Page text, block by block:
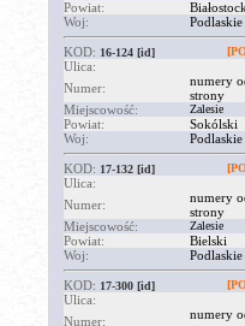
Powiat:
Woj:
Podlaskie
KOD: 16-124 [id]
Ulica:
Numer:
numery
strony
Miejscowość:
Zalesie
Powiat:
Sokólski
Woj:
Podlaskie
KOD: 17-132 [id]
Ulica:
Numer:
numery
strony
Miejscowość:
Zalesie
Powiat:
Bielski
Woj:
Podlaskie
KOD: 17-300 [id]
Ulica:
Numer:
numery